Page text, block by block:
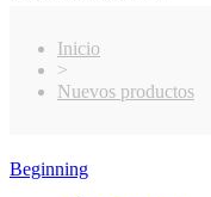
Inicio
>
Nuevos productos
Beginning